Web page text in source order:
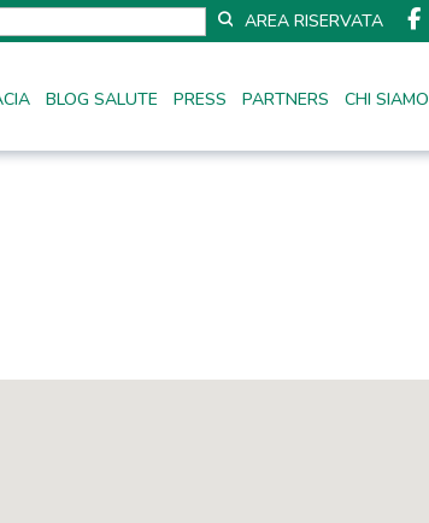
AREA RISERVATA
BLOG SALUTE PRESS PARTNERS CHI SIAMO